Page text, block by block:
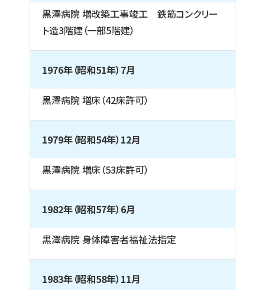
黒澤病院 増改築工事竣工 鉄筋コンクリー
ト造3階建（一部5階建）
1976年（昭和51年）7月
黒澤病院 増床（42床許可）
1979年（昭和54年）12月
黒澤病院 増床（53床許可）
1982年（昭和57年）6月
黒澤病院 身体障害者福祉法指定
1983年（昭和58年）11月